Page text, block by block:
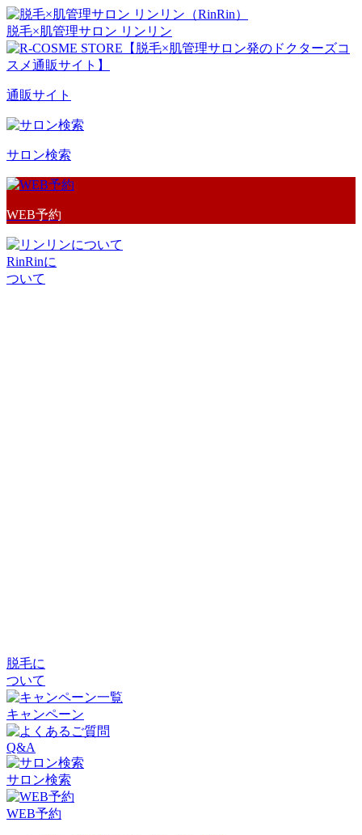
脱毛×肌管理サロン リンリン
通販サイト
サロン検索
WEB予約
RinRinに
ついて
脱毛に
ついて
キャンペーン
Q&A
サロン検索
WEB予約